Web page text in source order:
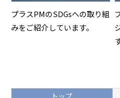
プラスPMのSDGsへの取り組
みをご紹介しています。